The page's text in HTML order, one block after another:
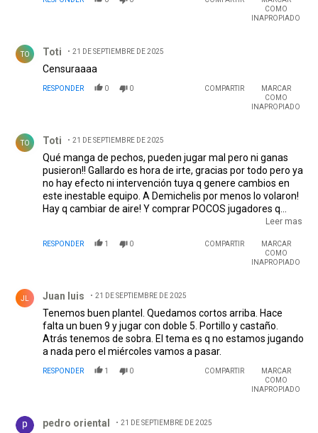
COMO
INAPROPIADO
TO Toti 21 DE SEPTIEMBRE DE 2025
Censuraaaa
RESPONDER 0 0 COMPARTIR
MARCAR
COMO
INAPROPIADO
TO Toti 21 DE SEPTIEMBRE DE 2025
Qué manga de pechos, pueden jugar mal pero ni ganas
pusieron!! Gallardo es hora de irte, gracias por todo pero ya
no hay efecto ni intervención tuya q genere cambios en
este inestable equipo. A Demichelis por menos lo volaron!
Hay q cambiar de aire! Y comprar POCOS jugadores q
además de tener jerarquía pongan huevo, busquen,
de qué signo es el jugador y demás aspectaciones del q
quieran contratar. SALAS es el perfil de jugador que hay q
la eleccion de jugadores que este club merece ???!!!!
Leer mas
RESPONDER 1 0 COMPARTIR
MARCAR
COMO
INAPROPIADO
JL Juan luis 21 DE SEPTIEMBRE DE 2025
Tenemos buen plantel. Quedamos cortos arriba. Hace
falta un buen 9 y jugar con doble 5. Portillo y castaño.
Atrás tenemos de sobra. El tema es q no estamos jugando
a nada pero el miércoles vamos a pasar.
RESPONDER 1 0 COMPARTIR
MARCAR
COMO
INAPROPIADO
pedro oriental 21 DE SEPTIEMBRE DE 2025